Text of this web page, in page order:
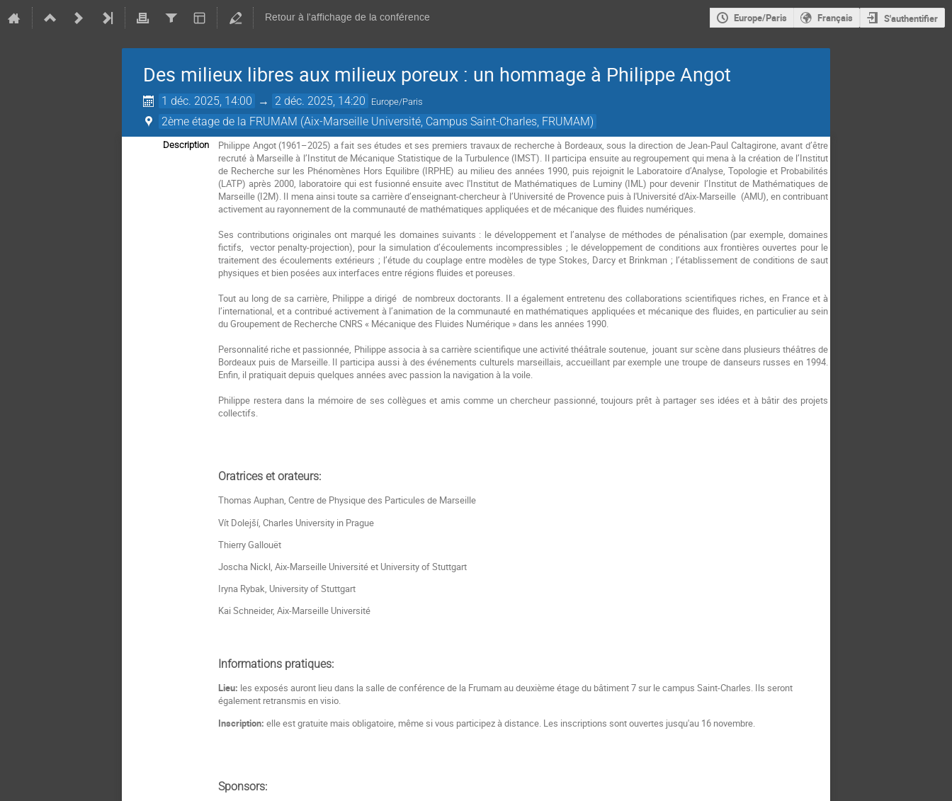
Retour à l'affichage de la conférence Europe/Paris Français S'authentifier
Des milieux libres aux milieux poreux : un hommage à Philippe Angot
1 déc. 2025, 14:00 → 2 déc. 2025, 14:20 Europe/Paris
2ème étage de la FRUMAM (Aix-Marseille Université, Campus Saint-Charles, FRUMAM)
Description
Philippe Angot (1961–2025) a fait ses études et ses premiers travaux de recherche à Bordeaux, sous la direction de Jean-Paul Caltagirone, avant d’être
recruté à Marseille à l’Institut de Mécanique Statistique de la Turbulence (IMST). Il participa ensuite au regroupement qui mena à la création de l’Institut
de Recherche sur les Phénomènes Hors Equilibre (IRPHE) au milieu des années 1990, puis rejoignit le Laboratoire d’Analyse, Topologie et Probabilités
(LATP) après 2000, laboratoire qui est fusionné ensuite avec l'Institut de Mathématiques de Luminy (IML) pour devenir l’Institut de Mathématiques de
Marseille (I2M). Il mena ainsi toute sa carrière d’enseignant-chercheur à l’Université de Provence puis à l'Université d'Aix-Marseille (AMU), en contribuant
activement au rayonnement de la communauté de mathématiques appliquées et de mécanique des fluides numériques.
Ses contributions originales ont marqué les domaines suivants : le développement et l’analyse de méthodes de pénalisation (par exemple, domaines
fictifs, vector penalty-projection), pour la simulation d’écoulements incompressibles ; le développement de conditions aux frontières ouvertes pour le
traitement des écoulements extérieurs ; l’étude du couplage entre modèles de type Stokes, Darcy et Brinkman ; l’établissement de conditions de saut
physiques et bien posées aux interfaces entre régions fluides et poreuses.
Tout au long de sa carrière, Philippe a dirigé de nombreux doctorants. Il a également entretenu des collaborations scientifiques riches, en France et à
l’international, et a contribué activement à l’animation de la communauté en mathématiques appliquées et mécanique des fluides, en particulier au sein
du Groupement de Recherche CNRS « Mécanique des Fluides Numérique » dans les années 1990.
Personnalité riche et passionnée, Philippe associa à sa carrière scientifique une activité théâtrale soutenue, jouant sur scène dans plusieurs théâtres de
Bordeaux puis de Marseille. Il participa aussi à des événements culturels marseillais, accueillant par exemple une troupe de danseurs russes en 1994.
Enfin, il pratiquait depuis quelques années avec passion la navigation à la voile.
Philippe restera dans la mémoire de ses collègues et amis comme un chercheur passionné, toujours prêt à partager ses idées et à bâtir des projets
collectifs.
Oratrices et orateurs:
Thomas Auphan, Centre de Physique des Particules de Marseille
Vít Dolejší, Charles University in Prague
Thierry Gallouët
Joscha Nickl, Aix-Marseille Université et University of Stuttgart
Iryna Rybak, University of Stuttgart
Kai Schneider, Aix-Marseille Université
Informations pratiques:
Lieu: les exposés auront lieu dans la salle de conférence de la Frumam au deuxième étage du bâtiment 7 sur le campus Saint-Charles. Ils seront
également retransmis en visio.
Inscription: elle est gratuite mais obligatoire, même si vous participez à distance. Les inscriptions sont ouvertes jusqu'au 16 novembre.
Sponsors: